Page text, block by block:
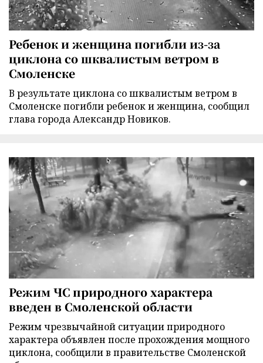
Ребенок и женщина погибли из-за
циклона со шквалистым ветром в
Смоленске
В результате циклона со шквалистым ветром в
Смоленске погибли ребенок и женщина, сообщил
глава города Александр Новиков.
Режим ЧС природного характера
введен в Смоленской области
Режим чрезвычайной ситуации природного
характера объявлен после прохождения мощного
циклона, сообщили в правительстве Смоленской